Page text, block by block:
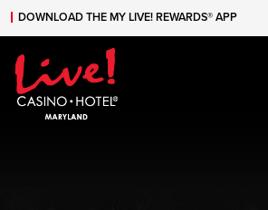
Skip to main content
Skip to mobile navigation
Skip to search
DOWNLOAD THE MY LIVE! REWARDS® APP